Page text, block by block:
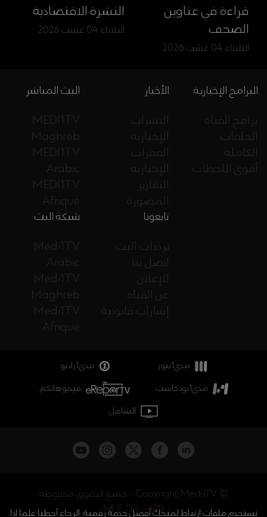
قراءة في عناوين
الصحف
الثلاثاء 04 غشت 2026
النشرة الاقتصادية
الثلاثاء 04 غشت 2026
البث المباشر
MEDI1TV
Maghreb
MEDI1TV
Arabic
MEDI1TV
Afrique
الأخبار
النشرات
الإخبارية
الفقرات
الإخبارية
التقارير
المصورة
البرامج الإخبارية
برامج القناة
الحلقات
الكاملة
أقوى اللحظات
شبكة البث
Medi1TV
Arabic
Medi1TV
Maghreb
Medi1TV
Afrique
تابعونا
ترددات البث
اتصل بنا
للإعلان
عن القناة
إشارات قانونية
مدي1نيوز
مدي1راديو
مدي1بودكاست
فيديوهاتكم
الشامل
جميع الحقوق محفوظة - Copyright Medi1TV ©
نستخدم ملفات ارتباط لمنحك أفضل خدمة رقمية. الرجاء أحطنا علما إذا